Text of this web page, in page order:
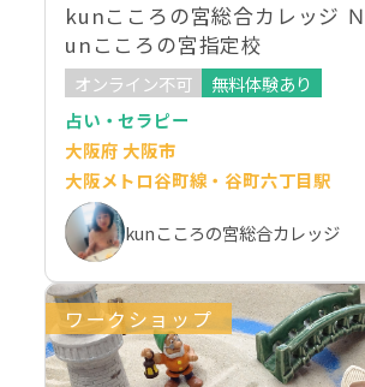
kunこころの宮総合カレッジ
unこころの宮指定校
オンライン不可
無料体験あり
占い・セラピー
大阪府 大阪市
大阪メトロ谷町線・谷町六丁目駅
kunこころの宮総合カレッジ
ワークショップ